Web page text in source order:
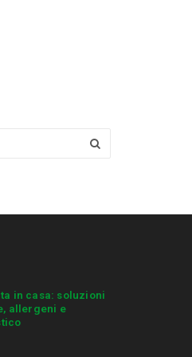
in casa: soluzioni
allergeni e